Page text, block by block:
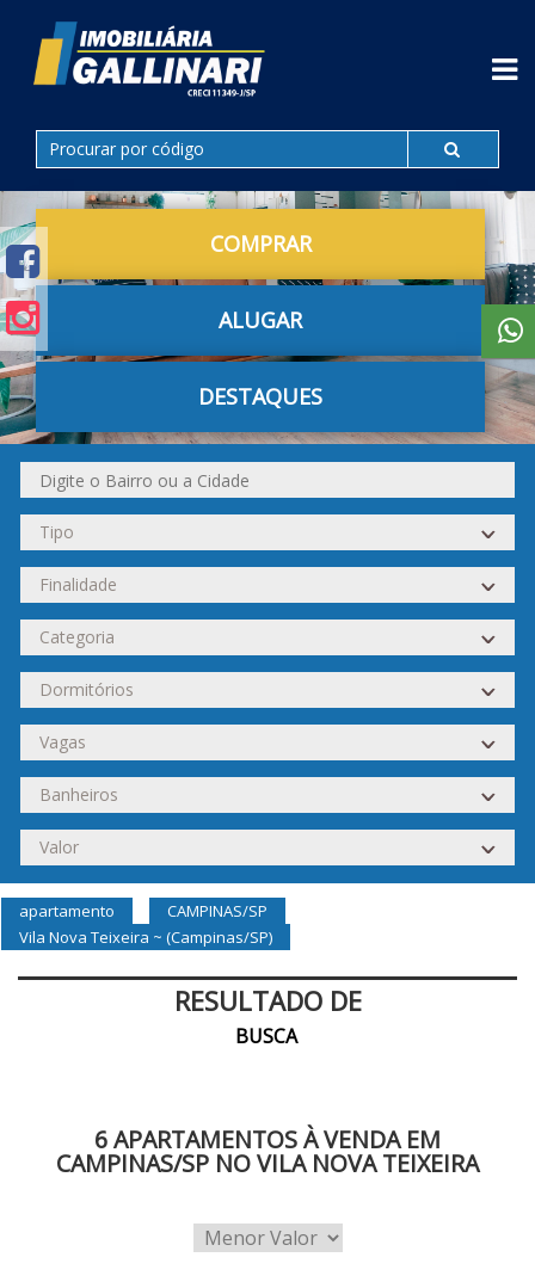
COMPRAR
ALUGAR
DESTAQUES
apartamento
CAMPINAS/SP
Vila Nova Teixeira ~ (Campinas/SP)
RESULTADO DE
BUSCA
6 APARTAMENTOS À VENDA EM
CAMPINAS/SP NO VILA NOVA TEIXEIRA